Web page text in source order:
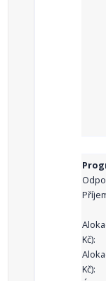
Kč):
Kč):